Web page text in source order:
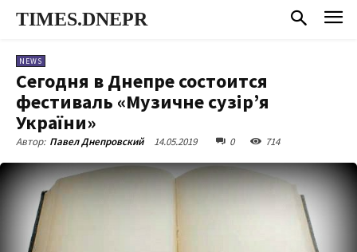
TIMES.DNEPR
NEWS
Сегодня в Днепре состоится
фестиваль «Музичне сузір’я
України»
Автор: Павел Днепровский 14.05.2019 0 714